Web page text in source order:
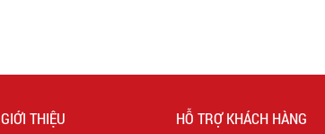
GIỚI THIỆU HỖ TRỢ KHÁCH HÀNG